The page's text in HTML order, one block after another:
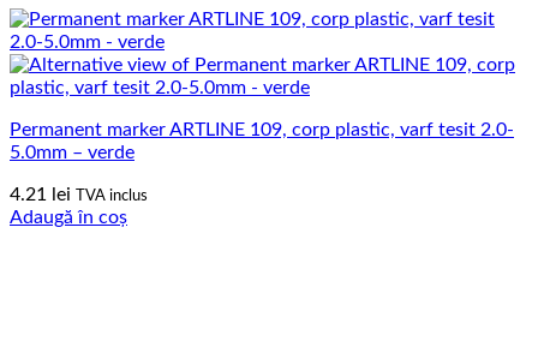
Permanent marker ARTLINE 109, corp plastic, varf tesit 2.0-
5.0mm – verde
4.21 lei TVA inclus
Adaugă în coș